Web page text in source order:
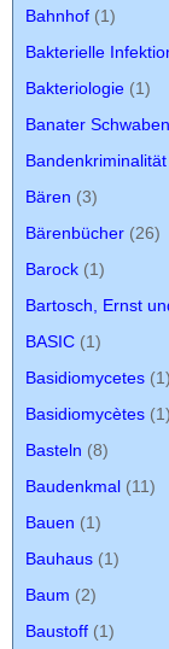
Bahnhof (1)
Bakterielle
Bakteriologie (1)
Banater Schwaben
Bandenkriminalität
Bären (3)
Bärenbücher (26)
Barock (1)
Bartosch, Ernst
BASIC (1)
Basidiomycetes (1)
Basidiomycètes (1)
Basteln (8)
Baudenkmal (11)
Bauen (1)
Bauhaus (1)
Baum (2)
Baustoff (1)